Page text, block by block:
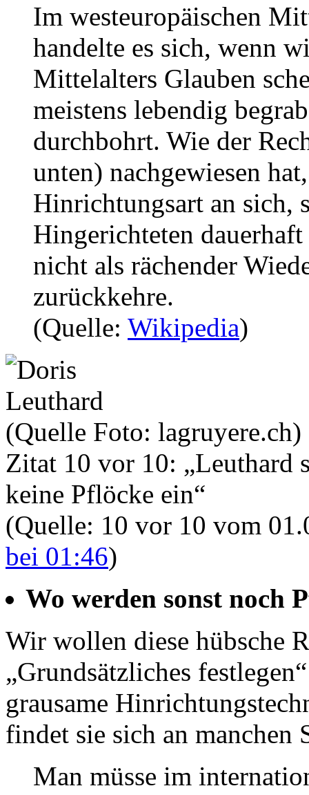
Im westeuropäischen
handelte es sich, wenn
Mittelalters Glauben
meistens lebendig
durchbohrt. Wie der
unten) nachgewiesen
Hinrichtungsart an sich,
Hingerichteten
nicht als rächender
zurückkehre.
(Quelle: Wikipedia)
(Quelle Foto: lagruyere.ch)
Zitat 10 vor 10: „Leuthard
keine Pflöcke ein“
(Quelle: 10 vor 10 vom
bei 01:46)
Wo werden sonst noch
Wir wollen diese hübsche
„Grundsätzliches
grausame
findet sie sich an manchen
Man müsse im